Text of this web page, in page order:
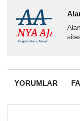
YORUMLAR